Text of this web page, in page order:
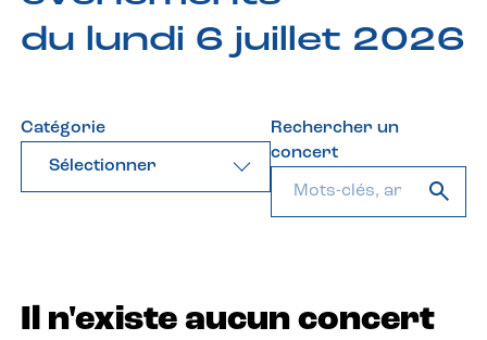
du lundi 6 juillet 2026
Catégorie
Sélectionner
Rechercher un
concert
Il n'existe aucun concert